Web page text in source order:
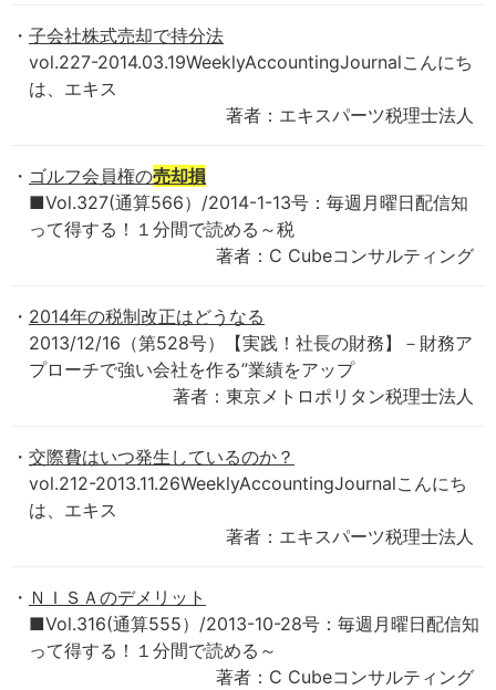
子会社株式売却で持分法
vol.227-2014.03.19WeeklyAccountingJournalこんにち
は、エキス
著者：エキスパーツ税理士法人
ゴルフ会員権の売却損
■Vol.327(通算566）/2014-1-13号：毎週月曜日配信知
って得する！１分間で読める～税
著者：C Cubeコンサルティング
2014年の税制改正はどうなる
2013/12/16（第528号）【実践！社長の財務】－財務ア
プローチで強い会社を作る”業績をアップ
著者：東京メトロポリタン税理士法人
交際費はいつ発生しているのか？
vol.212-2013.11.26WeeklyAccountingJournalこんにち
は、エキス
著者：エキスパーツ税理士法人
ＮＩＳＡのデメリット
■Vol.316(通算555）/2013-10-28号：毎週月曜日配信知
って得する！１分間で読める～
著者：C Cubeコンサルティング